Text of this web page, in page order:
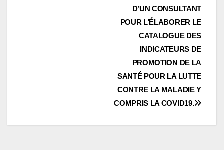
D’UN CONSULTANT
POUR L’ÉLABORER LE
CATALOGUE DES
INDICATEURS DE
PROMOTION DE LA
SANTÉ POUR LA LUTTE
CONTRE LA MALADIE Y
COMPRIS LA COVID19.